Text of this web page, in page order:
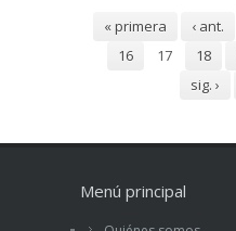
Páginas
« primera ‹ ant.
16
17 18
sig. ›
Menú principal